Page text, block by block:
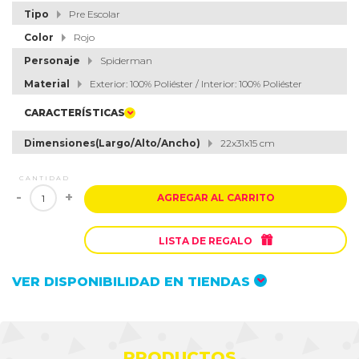
Tipo
Pre Escolar
Color
Rojo
Personaje
Spiderman
Material
Exterior: 100% Poliéster / Interior: 100% Poliéster
CARACTERÍSTICAS
Dimensiones(Largo/Alto/Ancho) 22x31x15 cm
CANTIDAD
- + AGREGAR AL CARRITO
LISTA DE REGALO 
VER DISPONIBILIDAD EN TIENDAS